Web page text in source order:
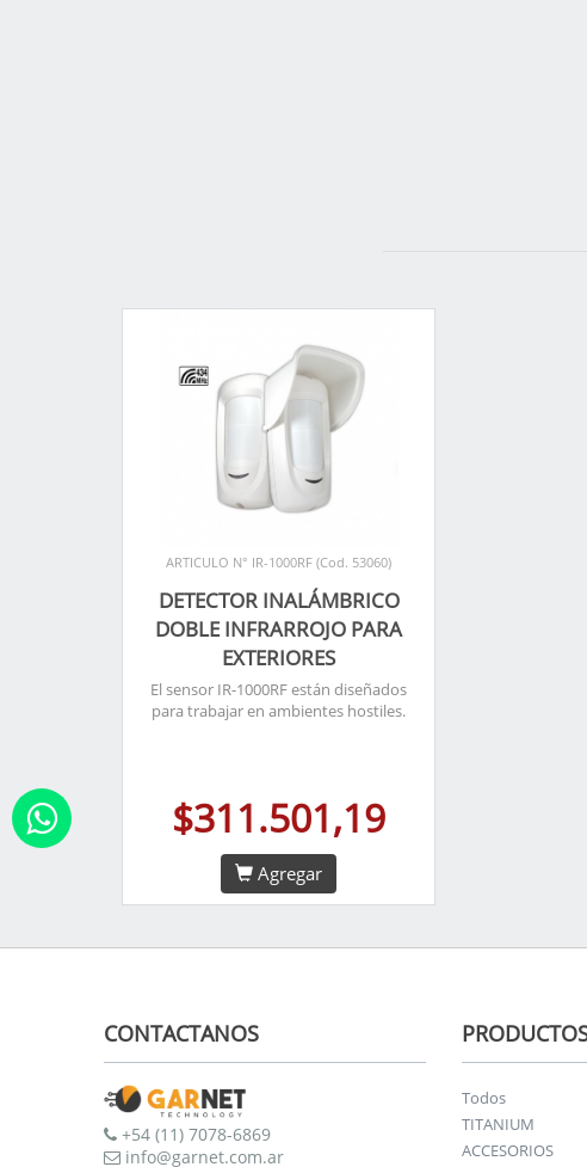
ARTICULO N° IR-1000RF (Cod. 53060)
DETECTOR INALÁMBRICO
DOBLE INFRARROJO PARA
EXTERIORES
El sensor IR-1000RF están diseñados
para trabajar en ambientes hostiles.
$311.501,19
Agregar
CONTACTANOS
+54 (11) 7078-6869
info@garnet.com.ar
Todos
TITANIUM
ACCESORIOS